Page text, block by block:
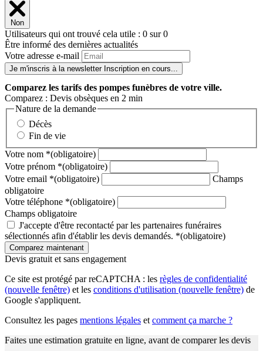
Non
Utilisateurs qui ont trouvé cela utile : 0 sur 0
Être informé des dernières actualités
Votre adresse e-mail
Je m'inscris à la newsletter Inscription en cours...
Comparez les tarifs des pompes funèbres de votre ville.
Comparez : Devis obsèques en 2 min
Nature de la demande
Décès
Fin de vie
Votre nom *(obligatoire)
Votre prénom *(obligatoire)
Votre email *(obligatoire)
Champs
obligatoire
Votre téléphone *(obligatoire)
Champs obligatoire
J'accepte d'être recontacté par les partenaires funéraires
sélectionnés afin d'établir les devis demandés. *(obligatoire)
Devis gratuit et sans engagement
Ce site est protégé par reCAPTCHA : les règles de confidentialité
(nouvelle fenêtre) et les conditions d'utilisation (nouvelle fenêtre) de
Google s'appliquent.
Consultez les pages mentions légales et comment ça marche ?
Faites une estimation gratuite en ligne, avant de comparer les devis